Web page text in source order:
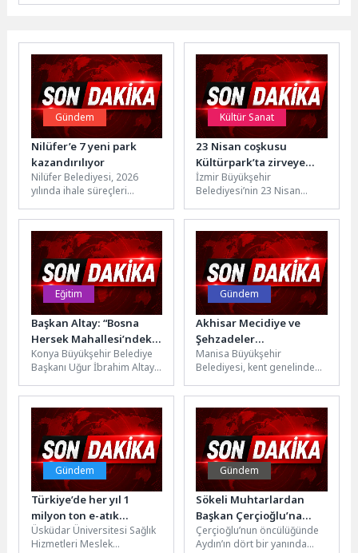
Gündem
Nilüfer’e 7 yeni park
kazandırılıyor
Nilüfer Belediyesi, 2026
yılında ihale süreçleri
projelerinde çalışmaları
hızlandırdı. Yıl sonuna kadar
7...
Kültür Sanat
23 Nisan coşkusu
Kültürpark’ta zirveye
çıkıyor
İzmir Büyükşehir
Belediyesi’nin 23 Nisan
Bayramı kapsamında kent
genelinde sürdürdüğü
etkinlikler,...
Eğitim
Başkan Altay: “Bosna
Hersek Mahallesi’ndeki
Gençlerimiz İçin Lise
Medeniyet Akademisi
İnşa Ediyoruz”
Konya Büyükşehir Belediye
Başkanı Uğur İbrahim Altay,
tarafından Bosna Hersek
Mahallesi’nde yapımı
sürdürülen...
Gündem
Akhisar Mecidiye ve
Şehzadeler
Yeniharmandalı’nın
Yolları Yenileniyor
Manisa Büyükşehir
Belediyesi, kent genelinde
güçlendirmeye yönelik
çalışmalarına aralıksız
devam ediyor. Akhisar ile...
Gündem
Türkiye’de her yıl 1
milyon ton e-atık
oluşuyor!
Üsküdar Üniversitesi Sağlık
Hizmetleri Meslek
Gündem
Sökeli Muhtarlardan
Başkan Çerçioğlu’na
Hizmet Teşekkürü
Çerçioğlu’nun öncülüğünde
Aydın’ın dört bir yanında